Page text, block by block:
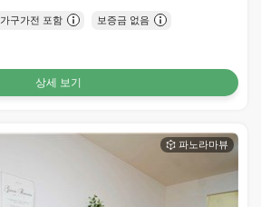
가구가전 포함 보증금 없음
상세 보기